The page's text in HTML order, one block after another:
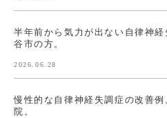
半年前から気力が出ない自律神
谷市の方。
2026.06.28
慢性的な自律神経失調症の改善
院。